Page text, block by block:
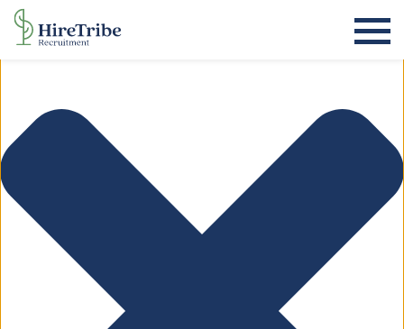
Beheer toestemming